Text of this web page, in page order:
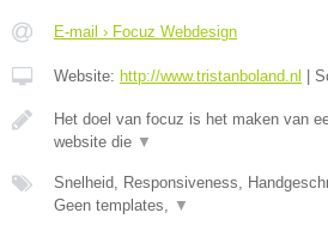
E-mail › Focuz Webdesign
Website: http://www.tristanboland.nl |
Het doel van focuz is het maken van
website die ▼
Snelheid, Responsiveness,
Geen templates,
▼